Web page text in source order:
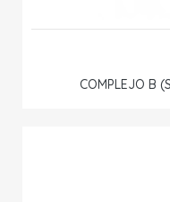
COMPLEJO B